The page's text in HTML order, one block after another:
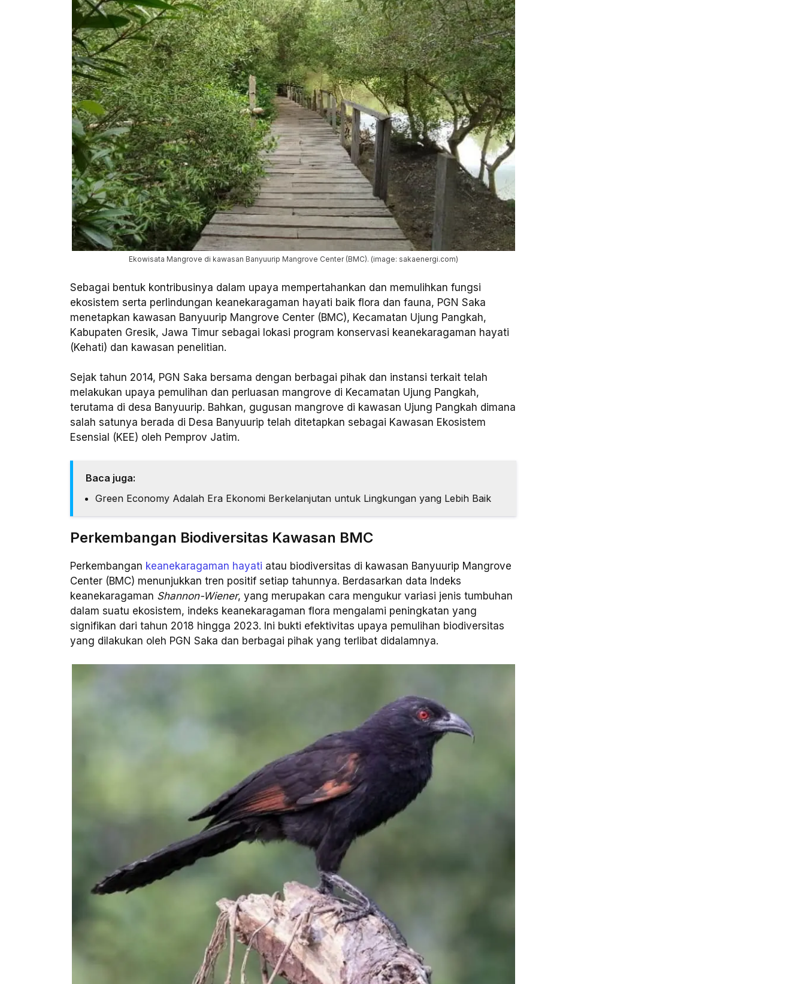
Ekowisata Mangrove di kawasan Banyuurip Mangrove Center (BMC). (image: sakaenergi.com)
Sebagai bentuk kontribusinya dalam upaya mempertahankan dan memulihkan fungsi
ekosistem serta perlindungan keanekaragaman hayati baik flora dan fauna, PGN Saka
menetapkan kawasan Banyuurip Mangrove Center (BMC), Kecamatan Ujung Pangkah,
Kabupaten Gresik, Jawa Timur sebagai lokasi program konservasi keanekaragaman hayati
(Kehati) dan kawasan penelitian.
Sejak tahun 2014, PGN Saka bersama dengan berbagai pihak dan instansi terkait telah
melakukan upaya pemulihan dan perluasan mangrove di Kecamatan Ujung Pangkah,
terutama di desa Banyuurip. Bahkan, gugusan mangrove di kawasan Ujung Pangkah dimana
salah satunya berada di Desa Banyuurip telah ditetapkan sebagai Kawasan Ekosistem
Esensial (KEE) oleh Pemprov Jatim.
Baca juga:
Green Economy Adalah Era Ekonomi Berkelanjutan untuk Lingkungan yang Lebih Baik
Perkembangan Biodiversitas Kawasan BMC
Perkembangan keanekaragaman hayati atau biodiversitas di kawasan Banyuurip Mangrove
Center (BMC) menunjukkan tren positif setiap tahunnya. Berdasarkan data Indeks
keanekaragaman Shannon-Wiener, yang merupakan cara mengukur variasi jenis tumbuhan
dalam suatu ekosistem, indeks keanekaragaman flora mengalami peningkatan yang
signifikan dari tahun 2018 hingga 2023. Ini bukti efektivitas upaya pemulihan biodiversitas
yang dilakukan oleh PGN Saka dan berbagai pihak yang terlibat didalamnya.